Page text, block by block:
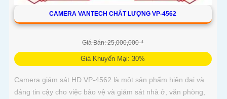
CAMERA VANTECH CHẤT LƯỢNG VP-4562
Giá Bán: 25,000,000 ₫
Giá Khuyến Mại: 30%
Camera giám sát HD VP-4562 là một sản phẩm hiện đại và
đáng tin cậy cho việc bảo vệ và giám sát nhà ở, văn phòng,